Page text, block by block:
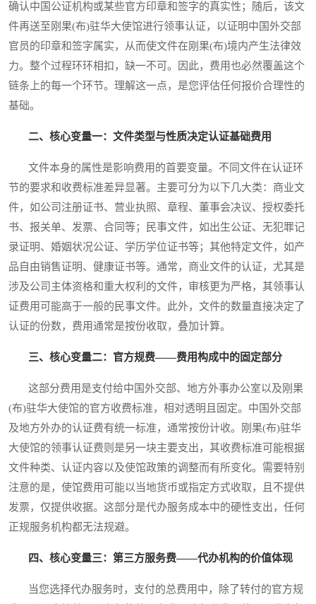
确认中国公证机构或某些官方印章和签字的真实性；随后，该文
件再送至刚果(布)驻华大使馆进行领事认证，以证明中国外交部
官员的印章和签字属实，从而使文件在刚果(布)境内产生法律效
力。整个过程环环相扣，缺一不可。因此，费用也必然覆盖这个
链条上的每一个环节。理解这一点，是您评估任何报价合理性的
基础。
二、核心变量一：文件类型与性质决定认证基础费用
文件本身的属性是影响费用的首要变量。不同文件在认证环
节的要求和收费标准差异显著。主要可分为以下几大类：商业文
件，如公司注册证书、营业执照、章程、董事会决议、授权委托
书、报关单、发票、合同等；民事文件，如出生公证、无犯罪记
录证明、婚姻状况公证、学历学位证书等；其他特定文件，如产
品自由销售证明、健康证书等。通常，商业文件的认证，尤其是
涉及公司主体资格和重大权利的文件，审核更为严格，其领事认
证费用可能高于一般的民事文件。此外，文件的数量直接决定了
认证的份数，费用通常是按份收取，叠加计算。
三、核心变量二：官方规费——费用构成中的固定部分
这部分费用是支付给中国外交部、地方外事办公室以及刚果
(布)驻华大使馆的官方收费标准，相对透明且固定。中国外交部
及地方外办的认证费有统一标准，通常按份计收。刚果(布)驻华
大使馆的领事认证费则是另一块主要支出，其收费标准可能根据
文件种类、认证内容以及使馆政策的调整而有所变化。需要特别
注意的是，使馆费用可能以当地货币或指定方式收取，且不提供
发票，仅提供收据。这部分是代办服务成本中的硬性支出，任何
正规服务机构都无法规避。
四、核心变量三：第三方服务费——代办机构的价值体现
当您选择代办服务时，支付的总费用中，除了转付的官方规